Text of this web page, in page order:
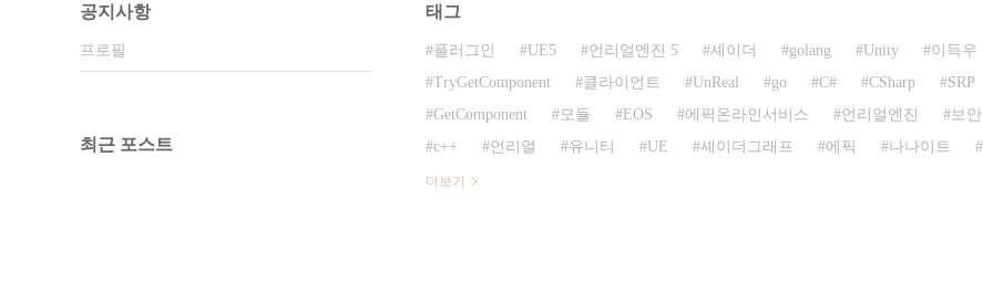
공지사항
프로필
최근 포스트
태그
플러그인 UE5 언리얼엔진 5 셰이더 golang Unity 이득우
TryGetComponent
클라이언트 UnReal go C# CSharp
SRP
GetComponent
모듈 EOS 에픽온라인서비스 언리얼엔진 보안
c++
언리얼 유니티 UE 셰이더그래프 에픽 나나이트
더보기